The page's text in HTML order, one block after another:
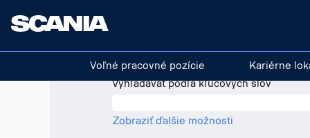
Voľné pracovné pozície Kariérne
Vyhľadávať podľa kľúčových slov
Zobraziť ďalšie možnosti